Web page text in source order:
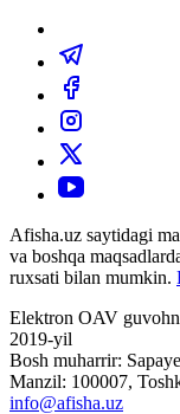
Afisha.uz saytidagi
va boshqa
ruxsati bilan mumkin.
Elektron OAV
2019-yil
Bosh muharrir:
Manzil: 100007,
info@afisha.uz